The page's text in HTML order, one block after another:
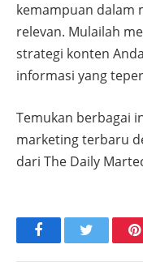
kemampuan dalam
relevan. Mulailah
strategi konten
informasi yang
Temukan berbagai
marketing terbaru
dari The Daily
FacebookTwitter